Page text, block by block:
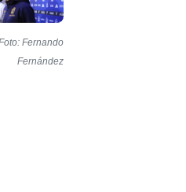
Fernando
Fernández